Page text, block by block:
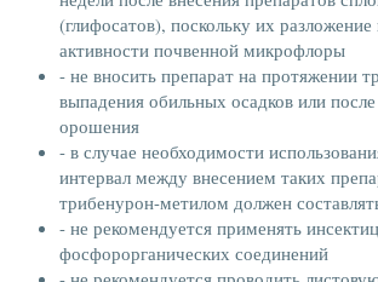
(глифосатов), поскольку их разложение
активности почвенной микрофлоры
- не вносить препарат на протяжении
выпадения обильных осадков или
орошения
- в случае необходимости
интервал между внесением таких
трибенурон-метилом должен
- не рекомендуется применять
фосфорорганических соединений